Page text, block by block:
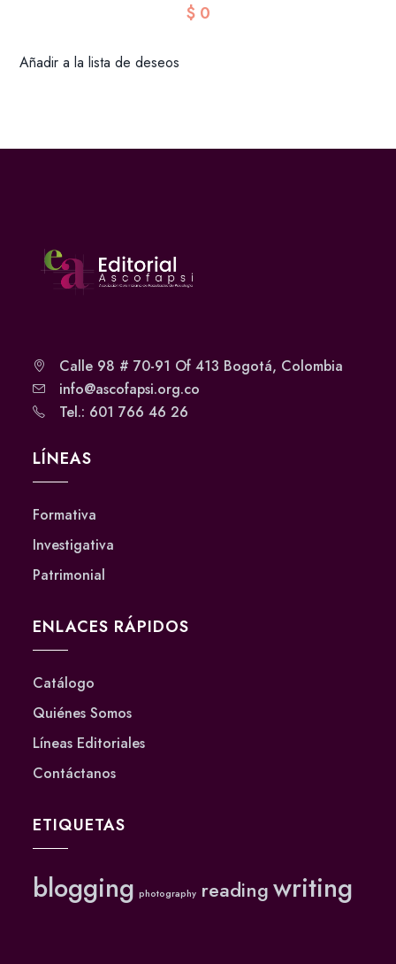
$0
Añadir a la lista de deseos
Calle 98 # 70-91 Of 413 Bogotá, Colombia
info@ascofapsi.org.co
Tel.: 601 766 46 26
LÍNEAS
Formativa
Investigativa
Patrimonial
ENLACES RÁPIDOS
Catálogo
Quiénes Somos
Líneas Editoriales
Contáctanos
ETIQUETAS
blogging photography reading writing